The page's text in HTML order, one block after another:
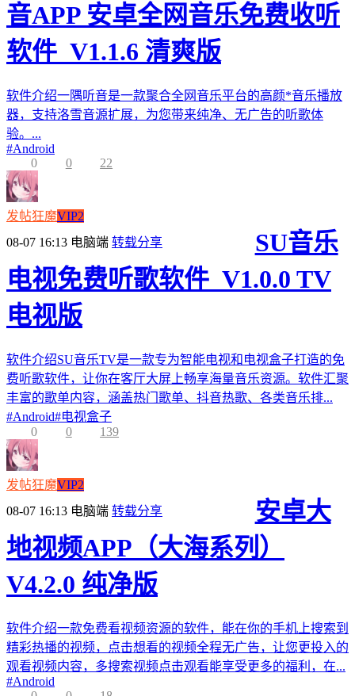
音APP 安卓全网音乐免费收听
软件_V1.1.6 清爽版
软件介绍一隅听音是一款聚合全网音乐平台的高颜*音乐播放
器，支持洛雪音源扩展，为您带来纯净、无广告的听歌体
验。...
#Android
0
0 22
发帖狂魔VIP2
08-07 16:13 电脑端 转载分享
SU音乐
电视免费听歌软件_V1.0.0 TV
电视版
软件介绍SU音乐TV是一款专为智能电视和电视盒子打造的免
费听歌软件，让你在客厅大屏上畅享海量音乐资源。软件汇聚
丰富的歌单内容，涵盖热门歌单、抖音热歌、各类音乐排...
#Android#电视盒子
0
0 139
发帖狂魔VIP2
08-07 16:13 电脑端 转载分享
安卓大
地视频APP（大海系列）
V4.2.0 纯净版
软件介绍一款免费看视频资源的软件，能在你的手机上搜索到
精彩热播的视频，点击想看的视频全程无广告，让您更投入的
观看视频内容，多搜索视频点击观看能享受更多的福利，在...
#Android